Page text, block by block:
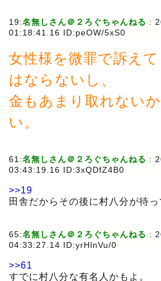
19:名無しさん＠２ろぐちゃんねる :
01:18:41.16 ID:peOW/5xS0
女性様を微罪で訴え
はならないし、
金もあまり取れない
い。
61:名無しさん＠２ろぐちゃんねる :
03:43:19.16 ID:3xQDfZ4B0
>>19
田舎だからその後に村八分が待っ
65:名無しさん＠２ろぐちゃんねる :
04:33:27.14 ID:yrHlnVu/0
>>61
すでに村八分な有名人かもよ。